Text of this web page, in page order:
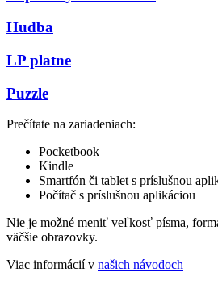
Hudba
LP platne
Puzzle
Prečítate na zariadeniach:
Pocketbook
Kindle
Smartfón či tablet s príslušnou
Počítač s príslušnou aplikáciou
Nie je možné meniť veľkosť písma,
väčšie obrazovky.
Viac informácií v našich návodoch